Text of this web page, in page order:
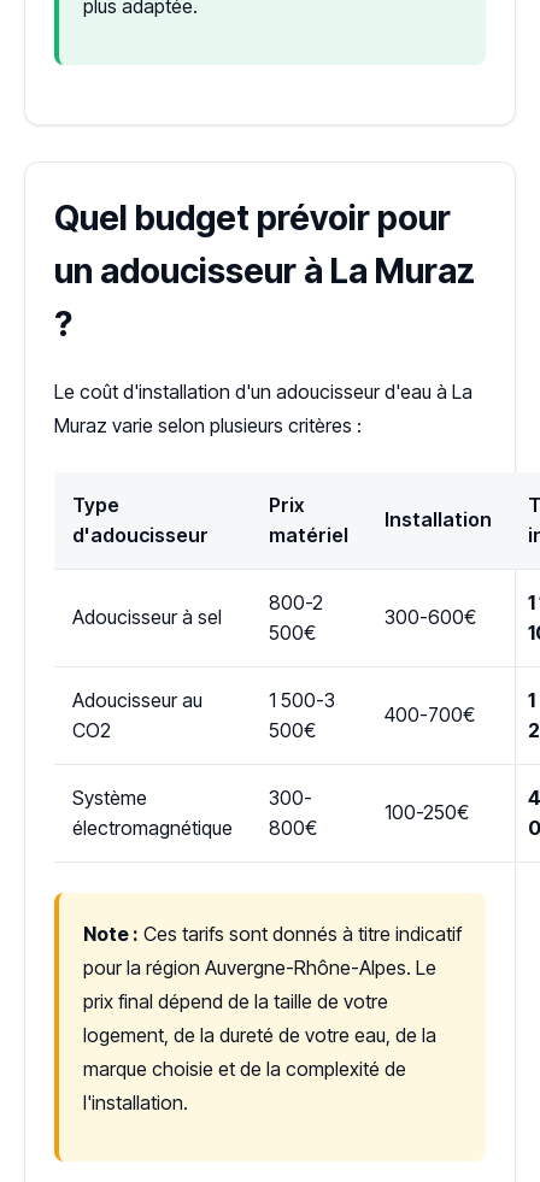
plus adaptée.
Quel budget prévoir pour
un adoucisseur à La Muraz
?
Le coût d'installation d'un adoucisseur d'eau à La
Muraz varie selon plusieurs critères :
Type
d'adoucisseur
Prix
matériel
Installation
Adoucisseur à sel
800-2
500€
300-600€
Adoucisseur au
CO2
1 500-3
500€
400-700€
Système
électromagnétique
300-
800€
100-250€
Note : Ces tarifs sont donnés à titre indicatif
pour la région Auvergne-Rhône-Alpes. Le
prix final dépend de la taille de votre
logement, de la dureté de votre eau, de la
marque choisie et de la complexité de
l'installation.